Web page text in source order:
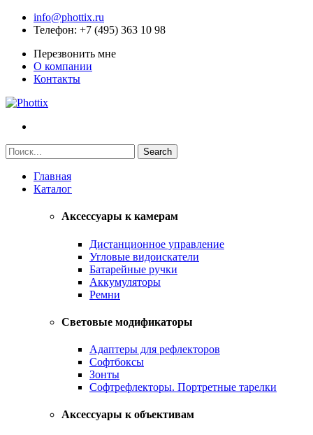
info@phottix.ru
Телефон: +7 (495) 363 10 98
Перезвонить мне
О компании
Контакты
Главная
Каталог
Аксессуары к камерам
Дистанционное управление
Угловые видоискатели
Батарейные ручки
Аккумуляторы
Ремни
Световые модификаторы
Адаптеры для рефлекторов
Софтбоксы
Зонты
Софтрефлекторы. Портретные тарелки
Аксессуары к объективам